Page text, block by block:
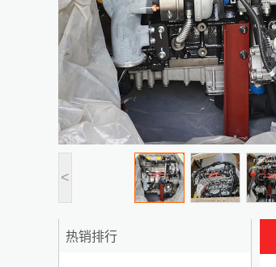
<
热销排行